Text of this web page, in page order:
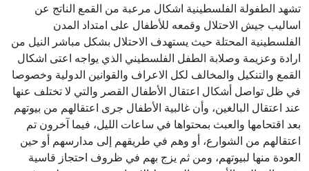
تشهد الطفولة الفلسطينية اشكال مرعبة من القمع الناتج عن
اساليب جيش الاحتلال وقمعه للأطفال على امتداد المدن
الفلسطينية المحتلة حيث يستهدف الاحتلال بشكل مباشر النيل من
ارادة وعزيمة وصلابة الطفل الفلسطيني الذي يواجه اعتى اشكال
القمع والتنكيل والمخالف لكل الاعراف والقوانين الدولية وخصوصا
في ظل تواصل أشكال اعتقال الأطفال القصر والتي لا تختلف عنها
عند اعتقال البالغين، وأن غالبية الأطفال جرى اعتقالهم من بيوتهم
بعد اقتحامها والعبث بمحتواها في ساعات الليل، فيما آخرون تم
اعتقالهم من الشوارع، أو وهم في طريقهم إلى مدارسهم أو حين
العودة منها لبيوتهم، ومن ثم يزج بهم في ظروف احتجاز قاسية